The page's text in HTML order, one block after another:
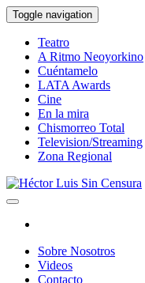
Skip
to
content
Toggle navigation
Teatro
A Ritmo Neoyorkino
Cuéntamelo
LATA Awards
Cine
En la mira
Chismorreo Total
Television/Streaming
Zona Regional
Sobre Nosotros
Videos
Contacto